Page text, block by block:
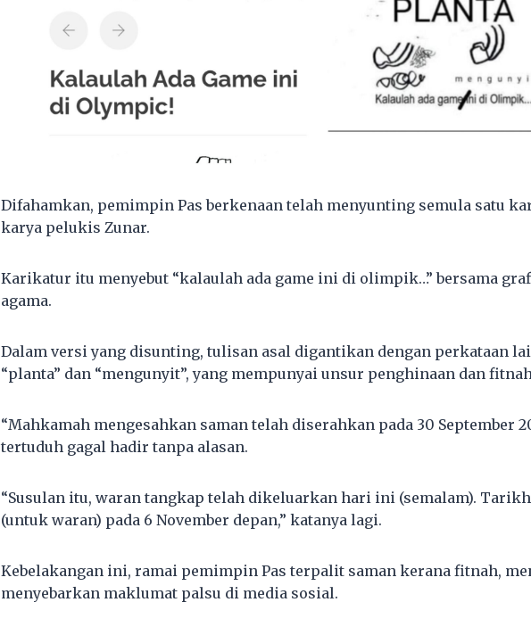
Difahamkan, pemimpin Pas berkenaan telah menyunting semula satu
karya pelukis Zunar.
Karikatur itu menyebut “kalaulah ada game ini di olimpik…” bersama
agama.
Dalam versi yang disunting, tulisan asal digantikan dengan perkataan
“planta” dan “mengunyit”, yang mempunyai unsur penghinaan dan
“Mahkamah mengesahkan saman telah diserahkan pada 30 September
tertuduh gagal hadir tanpa alasan.
“Susulan itu, waran tangkap telah dikeluarkan hari ini (semalam).
(untuk waran) pada 6 November depan,” katanya lagi.
Kebelakangan ini, ramai pemimpin Pas terpalit saman kerana fitnah,
menyebarkan maklumat palsu di media sosial.